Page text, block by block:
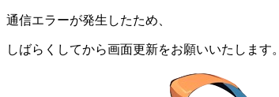
通信エラーが発生したため、
しばらくしてから画面更新をお願いいたします。